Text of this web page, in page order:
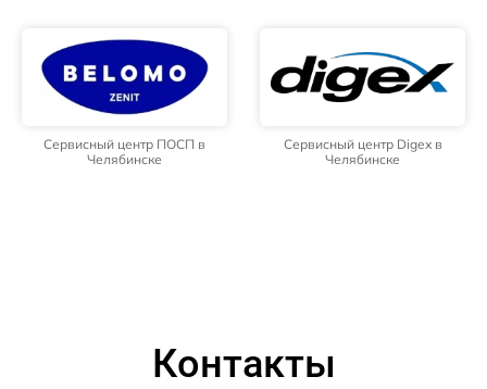
Сервисный центр ПОСП в
Челябинске
Сервисный центр Digex в
Челябинске
Контакты